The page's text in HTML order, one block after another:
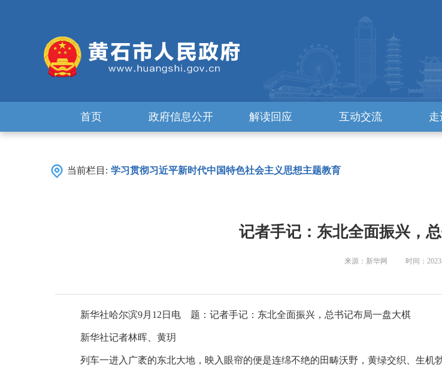
首页 政府信息公开 解读回应 互动交流 走
当前栏目: 学习贯彻习近平新时代中国特色社会主义思想主题教育
记者手记：东北全面振兴，
来源：新华网 时间：2023-
新华社哈尔滨9月12日电 题：记者手记：东北全面振兴，总书记布局一盘大棋
新华社记者林晖、黄玥
列车一进入广袤的东北大地，映入眼帘的便是连绵不绝的田畴沃野，黄绿交织、生机